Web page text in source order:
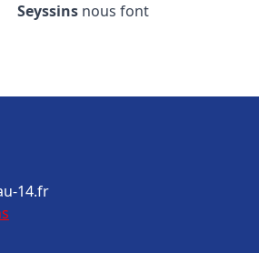
Seyssins nous font
14.fr